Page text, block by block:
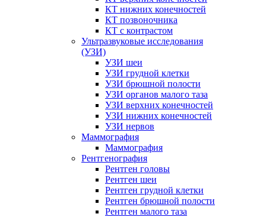
КТ нижних конечностей
КТ позвоночника
КТ с контрастом
Ультразвуковые исследования
(УЗИ)
УЗИ шеи
УЗИ грудной клетки
УЗИ брюшной полости
УЗИ органов малого таза
УЗИ верхних конечностей
УЗИ нижних конечностей
УЗИ нервов
Маммография
Маммография
Рентгенография
Рентген головы
Рентген шеи
Рентген грудной клетки
Рентген брюшной полости
Рентген малого таза